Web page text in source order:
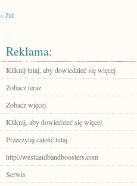
« Jul
Reklama:
Kliknij tutaj, aby dowiedzieć się więcej
Zobacz teraz
Zobacz więcej
Kliknij, aby dowiedzieć się więcej
Przeczytaj całość tutaj
http://westlandbandboosters.com
Serwis